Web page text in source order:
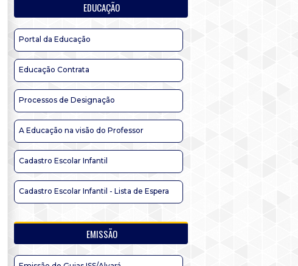
EDUCAÇÃO
Portal da Educação
Educação Contrata
Processos de Designação
A Educação na visão do Professor
Cadastro Escolar Infantil
Cadastro Escolar Infantil - Lista de Espera
EMISSÃO